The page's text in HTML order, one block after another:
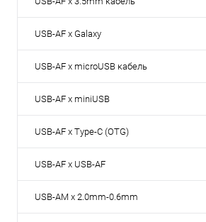
USB-AF x Galaxy
USB-AF x microUSB кабель
USB-AF x miniUSB
USB-AF x Type-C (OTG)
USB-AF x USB-AF
USB-AM x 2.0mm-0.6mm